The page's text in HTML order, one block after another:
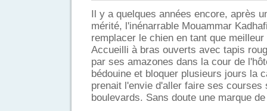
Il y a quelques années encore, après
mérité, l'inénarrable Mouammar
remplacer le chien en tant que
Accueilli à bras ouverts avec tapis
par ses amazones dans la cour de
bédouine et bloquer plusieurs jours la
prenait l'envie d'aller faire ses courses
boulevards. Sans doute une marque